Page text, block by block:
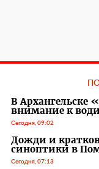
В Архангельске
внимание к
Сегодня, 09:02
Дожди и
синоптики в
Сегодня, 07:13